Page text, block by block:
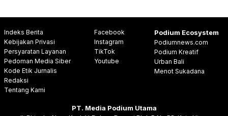
Indeks Berita
Kebijakan Privasi
Persyaratan Layanan
Pedoman Media Siber
Kode Etik Jurnalis
Redaksi
Tentang Kami
Facebook
Instagram
TikTok
Youtube
Podium Ecosystem
Podiumnews.com
Podium Kreatif
Urban Bali
Menot Sukadana
PT. Media Podium Utama